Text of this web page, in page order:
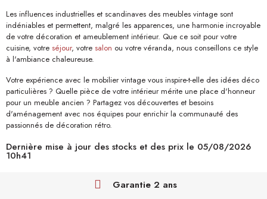
Les influences industrielles et scandinaves des meubles vintage sont
indéniables et permettent, malgré les apparences, une harmonie incroyable
de votre décoration et ameublement intérieur. Que ce soit pour votre
cuisine, votre séjour, votre salon ou votre véranda, nous conseillons ce style
à l'ambiance chaleureuse.
Votre expérience avec le mobilier vintage vous inspire-t-elle des idées déco
particulières ? Quelle pièce de votre intérieur mérite une place d'honneur
pour un meuble ancien ? Partagez vos découvertes et besoins
d'aménagement avec nos équipes pour enrichir la communauté des
passionnés de décoration rétro.
Dernière mise à jour des stocks et des prix le 05/08/2026
10h41
Garantie 2 ans